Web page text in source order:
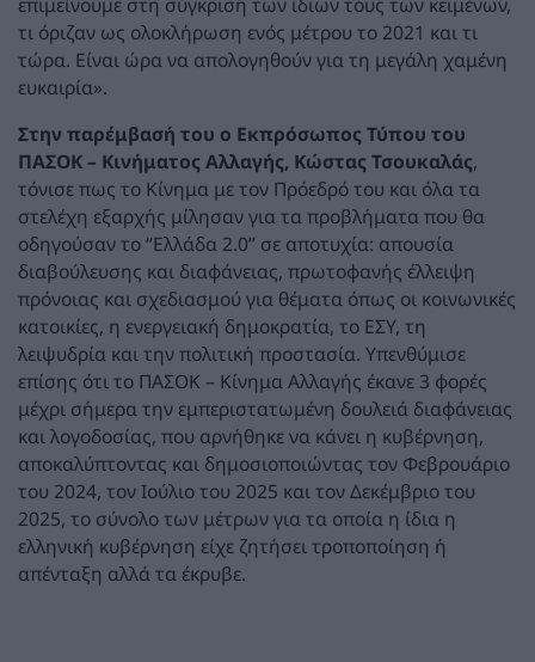
τι όριζαν ως ολοκλήρωση ενός μέτρου το 2021 και τι
τώρα. Είναι ώρα να απολογηθούν για τη μεγάλη χαμένη
ευκαιρία».
Στην παρέμβασή του ο Εκπρόσωπος Τύπου του
ΠΑΣΟΚ – Κινήματος Αλλαγής, Κώστας Τσουκαλάς,
τόνισε πως το Κίνημα με τον Πρόεδρό του και όλα τα
στελέχη εξαρχής μίλησαν για τα προβλήματα που θα
οδηγούσαν το “Ελλάδα 2.0” σε αποτυχία: απουσία
διαβούλευσης και διαφάνειας, πρωτοφανής έλλειψη
πρόνοιας και σχεδιασμού για θέματα όπως οι κοινωνικές
κατοικίες, η ενεργειακή δημοκρατία, το ΕΣΥ, τη
λειψυδρία και την πολιτική προστασία. Υπενθύμισε
επίσης ότι το ΠΑΣΟΚ – Κίνημα Αλλαγής έκανε 3 φορές
μέχρι σήμερα την εμπεριστατωμένη δουλειά διαφάνειας
και λογοδοσίας, που αρνήθηκε να κάνει η κυβέρνηση,
αποκαλύπτοντας και δημοσιοποιώντας τον Φεβρουάριο
του 2024, τον Ιούλιο του 2025 και τον Δεκέμβριο του
2025, το σύνολο των μέτρων για τα οποία η ίδια η
ελληνική κυβέρνηση είχε ζητήσει τροποποίηση ή
απένταξη αλλά τα έκρυβε.